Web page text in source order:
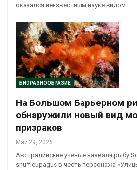
оказался неизвестным науке видом
БИОРАЗНООБРАЗИЕ
На Большом Барьерном
обнаружили новый вид
призраков
Май 29, 2026
Австралийские ученые назвали рыбу
snuffleupagus в честь персонажа